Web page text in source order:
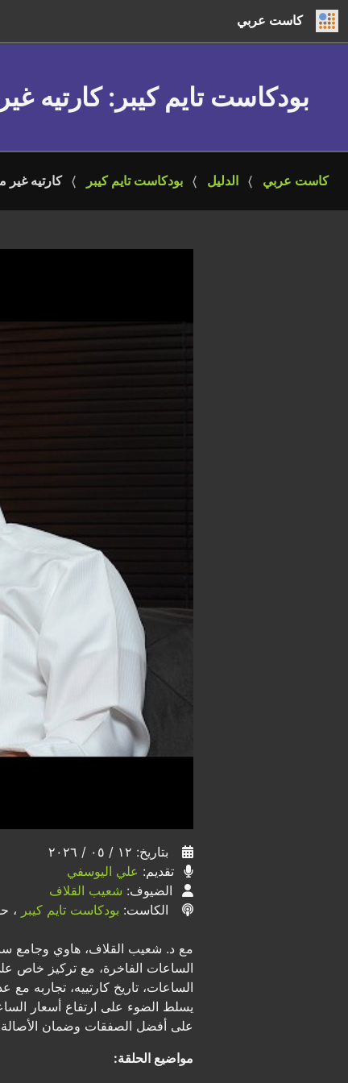
كاست عربي
بودكاست تايم كيبر : كارتيه
كاست عربي الدليل بودكاست تايم كيبر كارتيه
بتاريخ: ١٢ / ٠٥ / ٢٠٢٦
تقديم: علي اليوسفي
الضيوف: شعيب القلاف
الكاست: بودكاست تايم كيبر ،
مع د. شعيب القلاف، هاوي وجامع
الساعات الفاخرة، مع تركيز خاص
الساعات، تاريخ كارتييه، تجاربه
يسلط الضوء على ارتفاع أسعار
على أفضل الصفقات وضمان الأصالة.
مواضيع الحلقة: